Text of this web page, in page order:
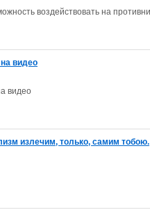
воздействовать на
видео
видео
излечим, только, самим тобою.